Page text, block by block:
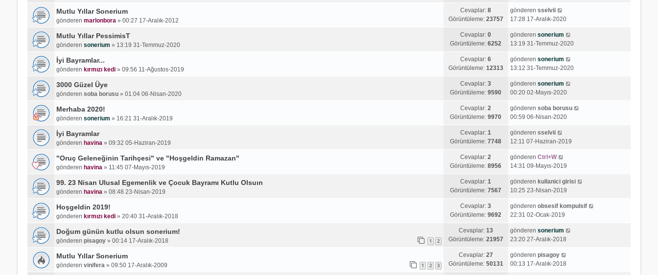
Mutlu Yıllar Sonerium
gönderen marlonbora» 00:27 17-Aralık-2012
Cevaplar:8
Görüntüleme: 23757
gönderen sselvii
17:28 17-Aralık-2020
Mutlu Yıllar PessimisT
gönderen sonerium » 13:19 31-Temmuz-2020
Cevaplar:0
Görüntüleme:6252
gönderen sonerium
13:19 31-Temmuz-2020
İyi Bayramlar...
gönderen kırmızı kedi» 09:56 11-Ağustos-2019
Cevaplar:6
Görüntüleme: 12313
gönderen sonerium
13:12 31-Temmuz-2020
3000 Güzel Üye
gönderen soba borusu» 01:04 06-Nisan-2020
Cevaplar:3
Görüntüleme:9590
gönderen sonerium
00:20 02-Mayıs-2020
Merhaba 2020!
gönderen sonerium » 16:21 31-Aralık-2019
Cevaplar:2
Görüntüleme:9970
gönderen soba borusu
00:59 06-Nisan-2020
İyi Bayramlar
gönderen havina» 09:32 05-Haziran-2019
Cevaplar:1
Görüntüleme:7748
gönderen sselvii
12:11 07-Haziran-2019
"Oruç Geleneğinin Tarihçesi" ve "Hoşgeldin Ramazan"
gönderen havina» 11:45 07-Mayıs-2019
Cevaplar:2
Görüntüleme:8956
gönderen Ctrl+W
14:31 09-Mayıs-2019
99. 23 Nisan Ulusal Egemenlik ve Çocuk Bayramı Kutlu Olsuın
gönderen havina» 08:48 23-Nisan-2019
Cevaplar:1
Görüntüleme:7567
gönderen kullanici girisi
10:25 23-Nisan-2019
Hoşgeldin 2019!
gönderen kırmızı kedi» 20:40 31-Aralık-2018
Cevaplar:3
Görüntüleme:9692
gönderen obsesif kompulsif
22:31 02-Ocak-2019
Doğum günün kutlu olsun sonerium!
gönderen pisagoy» 00:14 17-Aralık-2018 1 2
Cevaplar: 13
Görüntüleme: 21957
gönderen sonerium
23:20 27-Aralık-2018
Mutlu Yıllar Sonerium
gönderen vinifera» 09:50 17-Aralık-2009 1 2 3
Cevaplar: 27
Görüntüleme: 50131
gönderen pisagoy
00:13 17-Aralık-2018